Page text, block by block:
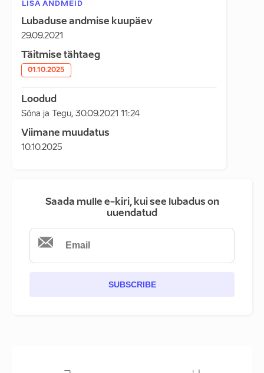
LISA ANDMEID
Lubaduse andmise kuupäev
29.09.2021
Täitmise tähtaeg
01.10.2025
Loodud
Sõna ja Tegu, 30.09.2021 11:24
Viimane muudatus
10.10.2025
Saada mulle e-kiri, kui see lubadus on
uuendatud
SUBSCRIBE